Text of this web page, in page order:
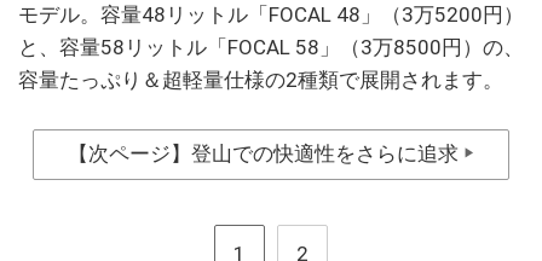
モデル。容量48リットル「FOCAL 48」（3万5200円）
と、容量58リットル「FOCAL 58」（3万8500円）の、
容量たっぷり＆超軽量仕様の2種類で展開されます。
【次ページ】登山での快適性をさらに追求 ▶
1 2